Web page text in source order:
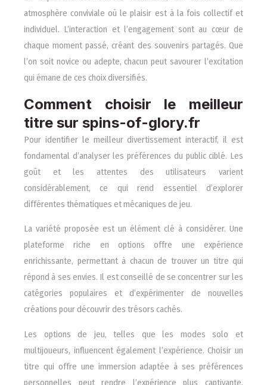
atmosphère conviviale où le plaisir est à la fois collectif et
individuel. L’interaction et l’engagement sont au cœur de
chaque moment passé, créant des souvenirs partagés. Que
l’on soit novice ou adepte, chacun peut savourer l’excitation
qui émane de ces choix diversifiés.
Comment choisir le meilleur
titre sur spins-of-glory.fr
Pour identifier le meilleur divertissement interactif, il est
fondamental d’analyser les préférences du public ciblé. Les
goût et les attentes des utilisateurs varient
considérablement, ce qui rend essentiel d’explorer
différentes thématiques et mécaniques de jeu.
La variété proposée est un élément clé à considérer. Une
plateforme riche en options offre une expérience
enrichissante, permettant à chacun de trouver un titre qui
répond à ses envies. Il est conseillé de se concentrer sur les
catégories populaires et d’expérimenter de nouvelles
créations pour découvrir des trésors cachés.
Les options de jeu, telles que les modes solo et
multijoueurs, influencent également l’expérience. Choisir un
titre qui offre une immersion adaptée à ses préférences
personnelles peut rendre l’expérience plus captivante.